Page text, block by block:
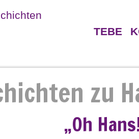
TEBE
zu
„Oh